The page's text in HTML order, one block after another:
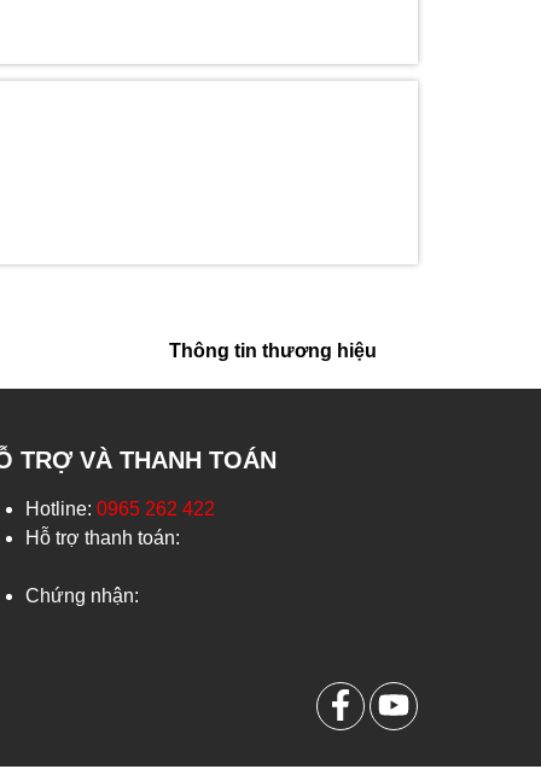
Thông tin thương hiệu
TRỢ VÀ THANH TOÁN
Hotline: 0965 262 422
Hỗ trợ thanh toán:
Chứng nhận: